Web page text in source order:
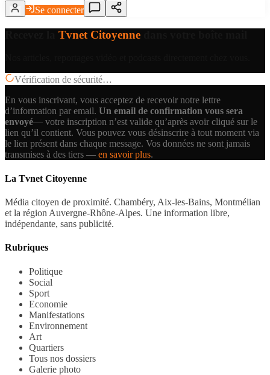
Se connecter
Tvnet Citoyenne
Vérification de sécurité…
En vous inscrivant, vous acceptez de recevoir notre lettre
d’information par email. Un email de confirmation vous sera
envoyé— votre inscription n’est valide qu’après avoir cliqué sur le
lien qu’il contient. Vous pouvez vous désinscrire à tout moment via
le lien présent dans chaque message. Vos données ne sont jamais
transmises à des tiers — en savoir plus.
La Tvnet Citoyenne
Média citoyen de proximité. Chambéry, Aix-les-Bains, Montmélian
et la région Auvergne-Rhône-Alpes. Une information libre,
indépendante, sans publicité.
Rubriques
Politique
Social
Sport
Economie
Manifestations
Environnement
Art
Quartiers
Tous nos dossiers
Galerie photo